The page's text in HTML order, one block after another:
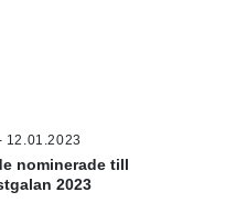
12.01.2023
nominerade till
2023